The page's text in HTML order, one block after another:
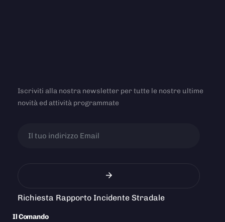
Iscriviti alla nostra newsletter per tutte le nostre ultime
novità ed attività programmate
Richiesta Rapporto Incidente Stradale
Il Comando